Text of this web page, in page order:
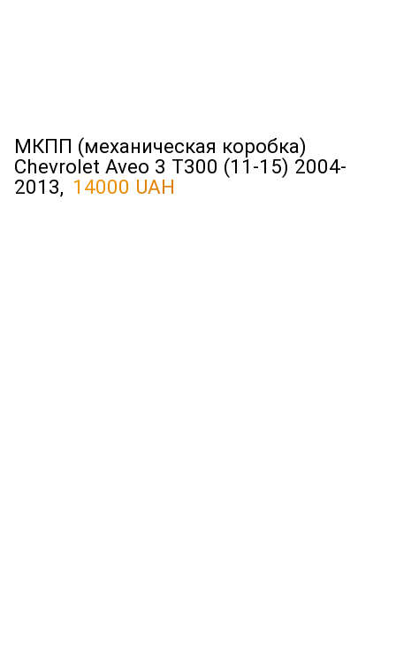
МКПП (механическая коробка)
Chevrolet Aveo 3 T300 (11-15) 2004-
2013, 14000 UAH